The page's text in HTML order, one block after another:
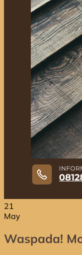
Jual
Jual Kayu
Jual
Jual
Jual
Jual
Jual
Blog
Kontak
Hubungi
Hubungi
21
May
Waspada!